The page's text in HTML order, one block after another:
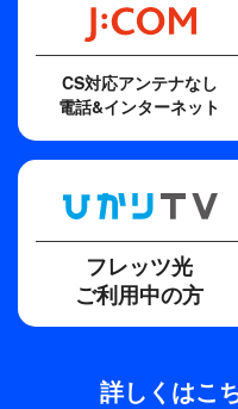
CS対応アンテナなし
電話&インターネット
フレッツ光
ご利用中の方
詳しくはこ